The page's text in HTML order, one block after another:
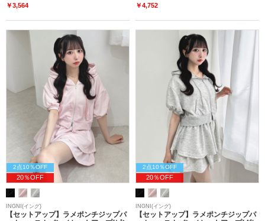
￥3,564 ￥4,752
2点10％OFF
20％OFF
INGNI(イング)
【セットアップ】ラメポンチジップパ
2点10％OFF
20％OFF
INGNI(イング)
【セットアップ】ラメポンチジップパ